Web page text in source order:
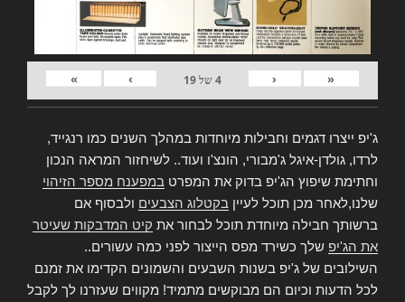
«
‹
4של19
›
»
ג'יפ ייצרו דגמים וחבילות מיוחדות במהלך השנים כמו רנגייד,
לרדו, גולדן-איגל ג'מבורי, הונצ'ו ועוד.. לשיחזור המראה הנכון
וחתימת שיפוץ הג'יפ בדוק את המפרט במפענח מספר הזיהוי
שלנו,לאחר מכן תוכל לעיין בקטלוג הצבעים ולבסוף אם
ברשותך חבילה מיוחדת תוכל לבחור את קיט המדבקות שעיטר
את הג'יפ שלך כשירד מפס הייצור לפני כמה עשורים..
השילובים של ג'יפ בשנות השבעים והשמונים הקדימו את זמנם
לכל הדעות וכיום הם מבוקשים מתמיד! מקווים שעזרנו לך לקבל